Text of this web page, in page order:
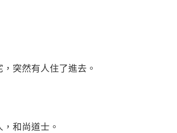
突然有人住了進去。
和尚道士。